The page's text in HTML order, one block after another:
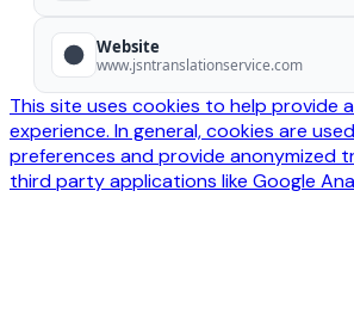
Website
www.jsntranslationservice.com
This site uses cookies to help provide
experience. In general, cookies are
preferences and provide anonymized
third party applications like Google